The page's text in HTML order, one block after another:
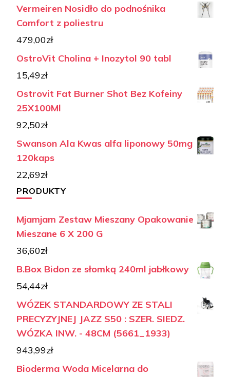
Vermeiren Nosidło do podnośnika
Comfort z poliestru
479,00zł
OstroVit Cholina + Inozytol 90 tabl
15,49zł
Ostrovit Fat Burner Shot Bez Kofeiny
25X100Ml
92,50zł
Swanson Ala Kwas alfa liponowy 50mg
120kaps
22,69zł
PRODUKTY
Mjamjam Zestaw Mieszany Opakowanie
Mieszane 6 X 200 G
36,60zł
B.Box Bidon ze słomką 240ml jabłkowy
54,44zł
WÓZEK STANDARDOWY ZE STALI
PRECYZYJNEJ JAZZ S50 : SZER. SIEDZ.
WÓZKA INW. - 48CM (5661_1933)
943,99zł
Bioderma Woda Micelarna do